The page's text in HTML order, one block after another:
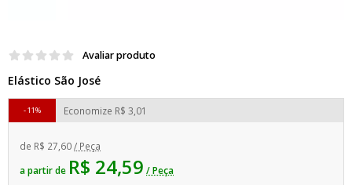
Avaliar produto
Elástico São José
de R$ 27,60/ Peça
a partir de R$ 24,59 / Peça
Economize R$ 3,01
11%